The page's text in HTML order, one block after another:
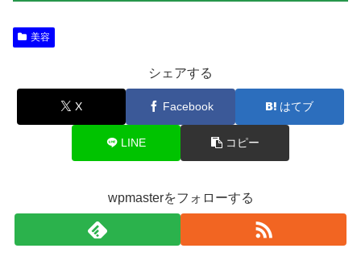
美容
シェアする
X Facebook はてブ
LINE コピー
wpmasterをフォローする